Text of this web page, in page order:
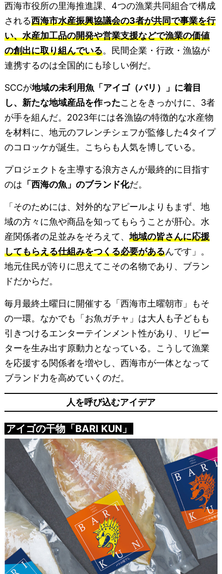
西海市役所の里海推進課、4つの漁業共同組合で構成
される西海市水産振興協議会の3者が共同で事業を行
い、水産加工品の開発や営業支援などで漁業の価値
の創出に取り組んでいる。民間企業・行政・漁協が
連携するのは全国的にも珍しい例だ。
SCCが地域の未利用魚「アイゴ（バリ）」に着目
し、新たな地域産品を作ったことをきっかけに、3者
が手を組んだ。2023年には各漁協の特徴的な水産物
を材料に、地元のフレンチシェフが監修した4タイプ
のコロッケが誕生。こちらも人気を博している。
プロジェクトを主導する浪方さんが最終的に目指す
のは 「西海の魚」のブランド化だ。
「そのためには、対外的なアピールよりもまず、地
域の方々に魚や商品を知ってもらうことが肝心。水
産関係者の足並みをそろえて、地域の皆さんに応援
してもらえる仕組みをつくる必要があるんです」。
地元住民が誇りに思えてこその名物であり、ブラン
ドだからだ。
毎月最終土曜日に開催する「西海市土曜朝市」もそ
の一環。なかでも「お魚ガチャ」は大人も子どもも
引きつけるエンターテインメント性があり、リピー
ターを生み出す原動力となっている。こうして漁業
を応援する関係者を増やし、西海市が一体となって
ブランド力を高めていくのだ。
人を呼び込むアイデア
アイゴの干物「BARI KUN」